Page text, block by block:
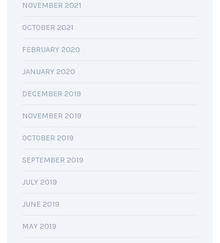
NOVEMBER 2021
OCTOBER 2021
FEBRUARY 2020
JANUARY 2020
DECEMBER 2019
NOVEMBER 2019
OCTOBER 2019
SEPTEMBER 2019
JULY 2019
JUNE 2019
MAY 2019